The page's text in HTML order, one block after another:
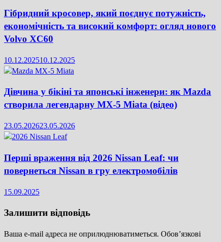
Гібридний кросовер, який поєднує потужність,
економічність та високий комфорт: огляд нового
Volvo XC60
10.12.202510.12.2025
Дівчина у бікіні та японські інженери: як Mazda
створила легендарну MX-5 Miata (відео)
23.05.202623.05.2026
Перші враження від 2026 Nissan Leaf: чи
повернеться Nissan в гру електромобілів
15.09.2025
Залишити відповідь
Ваша e-mail адреса не оприлюднюватиметься. Обов’язкові